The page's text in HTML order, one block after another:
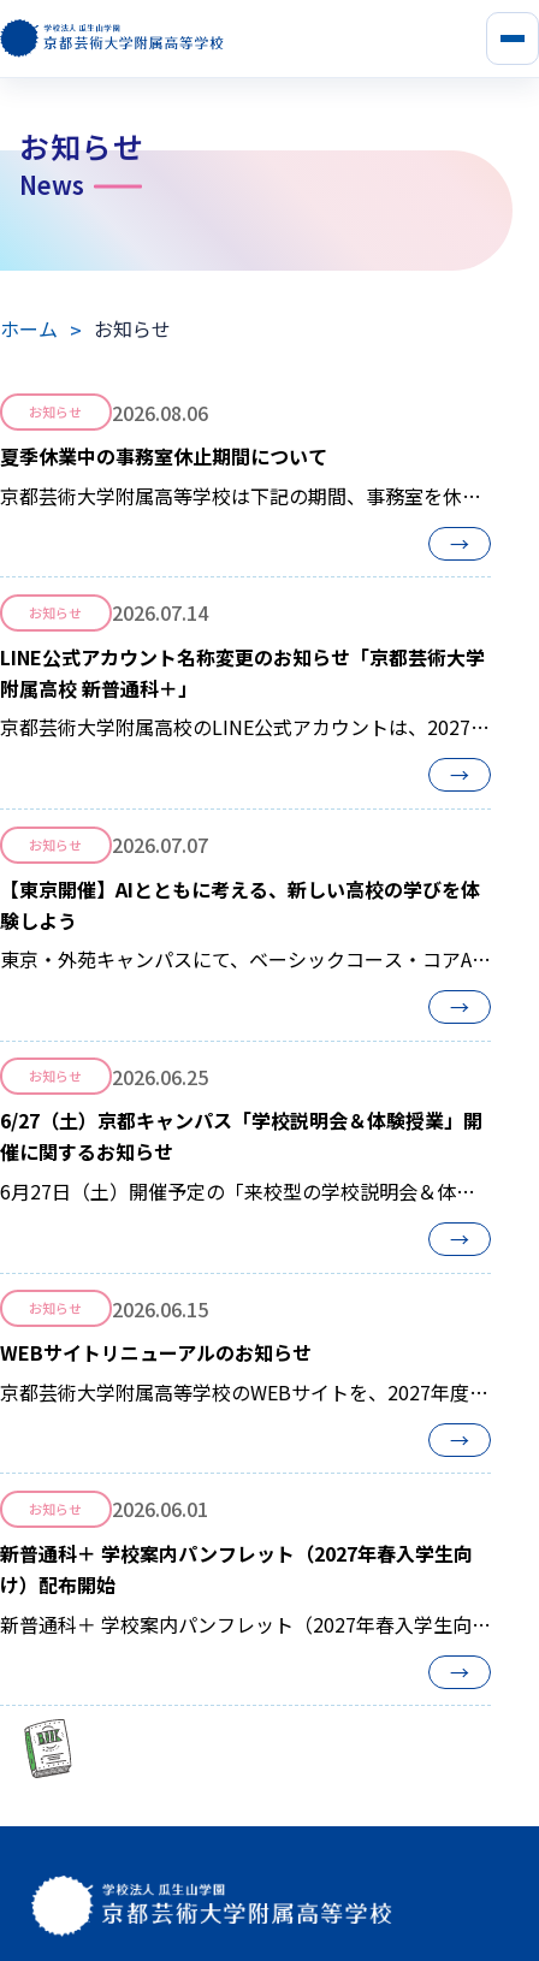
メ
ニ
く
お知らせ
News
ホーム お知らせ
お知らせ
2026.08.06
夏季休業中の事務室休止期間について
京都芸術大学附属高等学校は下記の期間、事務室を休止
→
お知らせ
2026.07.14
LINE公式アカウント名称変更のお知らせ「京都芸術大学
附属高校 新普通科＋」
京都芸術大学附属高校のLINE公式アカウントは、2027年
→
お知らせ
2026.07.07
【東京開催】AIとともに考える、新しい高校の学びを体
験しよう
東京・外苑キャンパスにて、ベーシックコース・コアAI
コースをご検討中の中学生・保護者の方を対象に、来校
型の「学校説明会＆体験授業」を開催します。今回の体
験授業では、本校が大切にしている「対話型の学び」
と、AIとともに考える新しい学びを体験していただけま
す。
→
お知らせ
2026.06.25
6/27（土）京都キャンパス「学校説明会＆体験授業」開
催に関するお知らせ
6月27日（土）開催予定の「来校型の学校説明会＆体験
授業」は、気象警報等の発出状況により、中止となる場
→
お知らせ
2026.06.15
WEBサイトリニューアルのお知らせ
京都芸術大学附属高等学校のWEBサイトを、2027年度生
→
お知らせ
2026.06.01
新普通科＋ 学校案内パンフレット（2027年春入学生向
け）配布開始
新普通科＋ 学校案内パンフレット（2027年春入学生向
→